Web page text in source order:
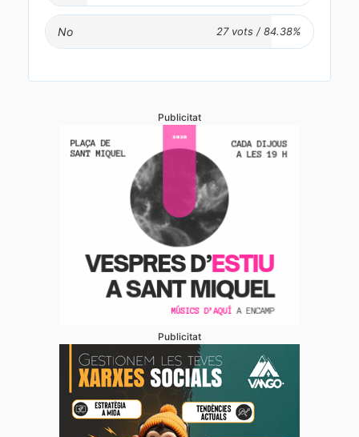
No
Publicitat
Publicitat